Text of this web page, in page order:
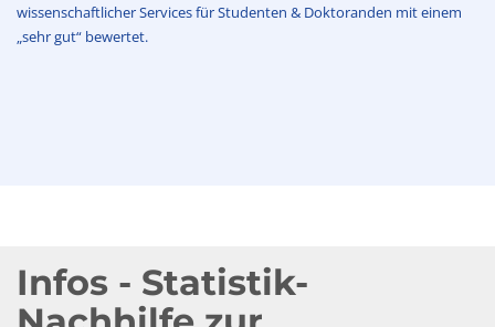
wissenschaftlicher Services für Studenten & Doktoranden mit einem
„sehr gut“ bewertet.
Infos - Statistik-